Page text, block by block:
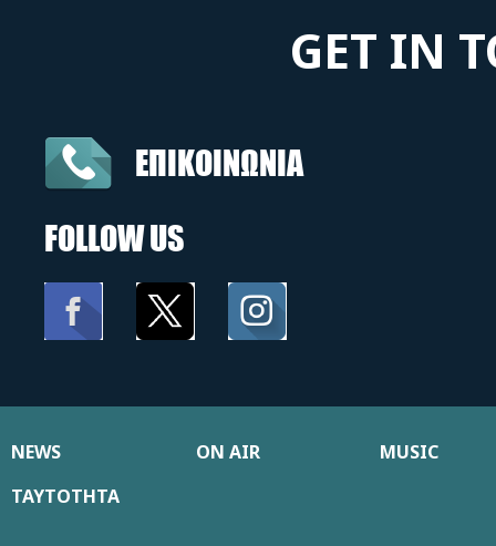
GET IN
ΕΠΙΚΟΙΝΩΝΙΑ
FOLLOW US
NEWS ON AIR
MUSIC
ΤΑΥΤΟΤΗΤΑ